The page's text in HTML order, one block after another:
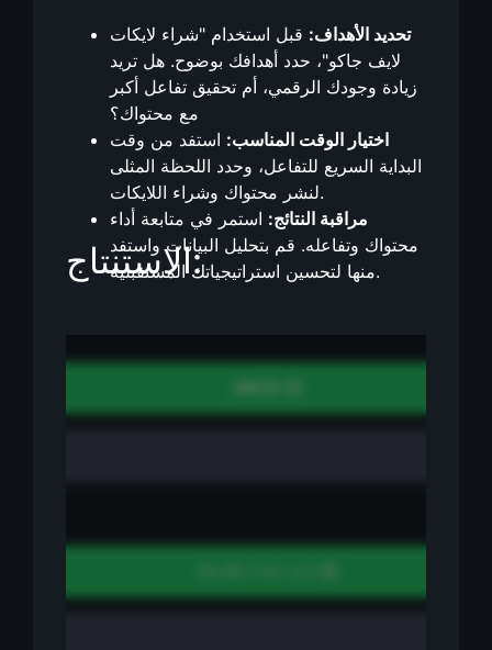
تحديد الأهداف: قبل استخدام "شراء لايكات
لايف جاكو"، حدد أهدافك بوضوح. هل تريد
زيادة وجودك الرقمي، أم تحقيق تفاعل أكبر
مع محتواك؟
اختيار الوقت المناسب: استفد من وقت
البداية السريع للتفاعل، وحدد اللحظة المثلى
لنشر محتواك وشراء اللايكات.
مراقبة النتائج: استمر في متابعة أداء
محتواك وتفاعله. قم بتحليل البيانات واستفد
منها لتحسين استراتيجياتك المستقبلية.
الاستنتاج: